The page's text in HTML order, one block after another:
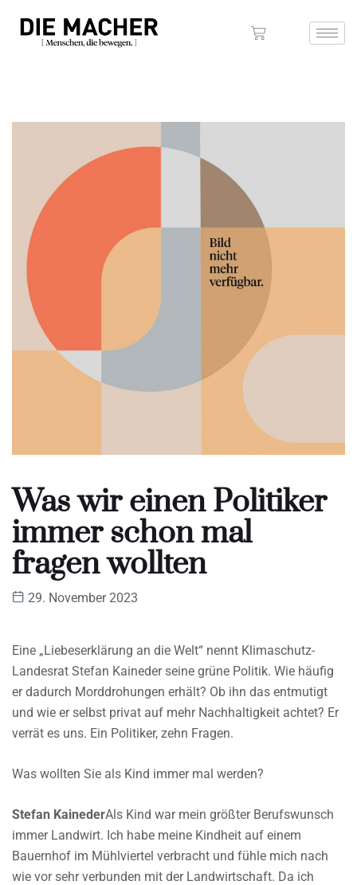
Was wir einen Politiker
immer schon mal
fragen wollten
29. November 2023
Eine „Liebeserklärung an die Welt“ nennt Klimaschutz-
Landesrat Stefan Kaineder seine grüne Politik. Wie häufig
er dadurch Morddrohungen erhält? Ob ihn das entmutigt
und wie er selbst privat auf mehr Nachhaltigkeit achtet? Er
verrät es uns. Ein Politiker, zehn Fragen.
Was wollten Sie als Kind immer mal werden?
Stefan KainederAls Kind war mein größter Berufswunsch
immer Landwirt. Ich habe meine Kindheit auf einem
Bauernhof im Mühlviertel verbracht und fühle mich nach
wie vor sehr verbunden mit der Landwirtschaft. Da ich